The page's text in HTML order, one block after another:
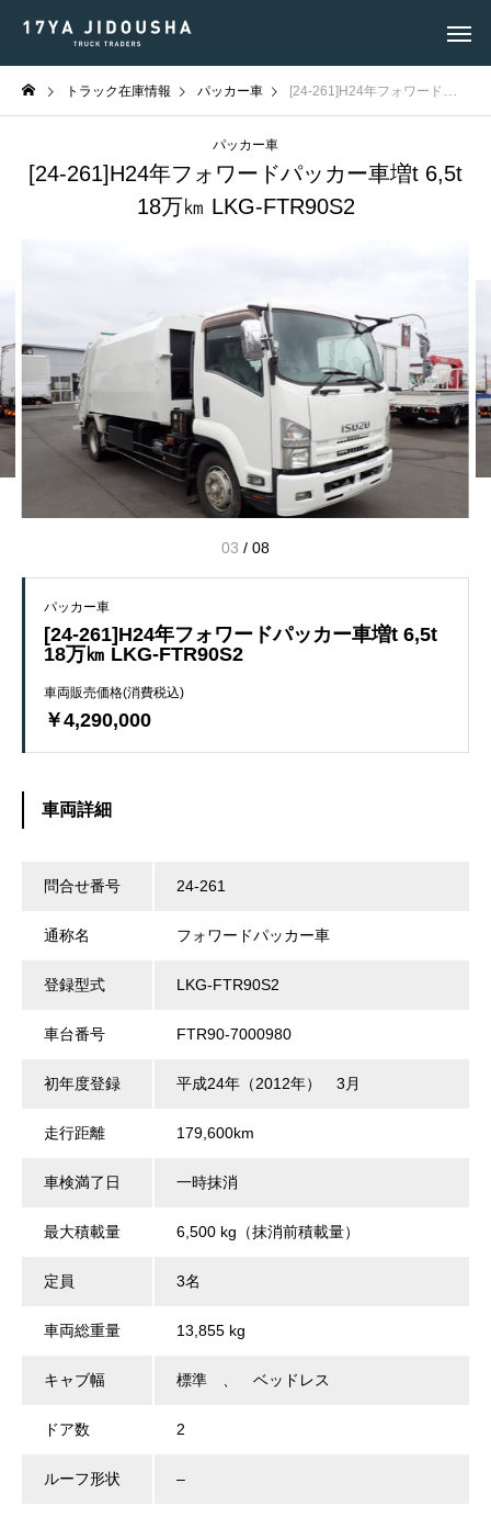
トラック在庫情報 パッカー車 [24-261]H24年フォワードパッカー車増t 6,5t 18万㎞ LKG-FTR90S2
パッカー車
[24-261]H24年フォワードパッカー車増t 6,5t
18万㎞ LKG-FTR90S2
03 / 08
パッカー車
[24-261]H24年フォワードパッカー車増t 6,5t
18万㎞ LKG-FTR90S2
車両販売価格(消費税込)
￥4,290,000
車両詳細
問合せ番号 24-261
通称名 フォワードパッカー車
登録型式 LKG-FTR90S2
車台番号 FTR90-7000980
初年度登録 平成24年（2012年） 3月
走行距離 179,600km
車検満了日 一時抹消
最大積載量 6,500 kg（抹消前積載量）
定員 3名
車両総重量 13,855 kg
キャブ幅 標準 、 ベッドレス
ドア数 2
ルーフ形状 –